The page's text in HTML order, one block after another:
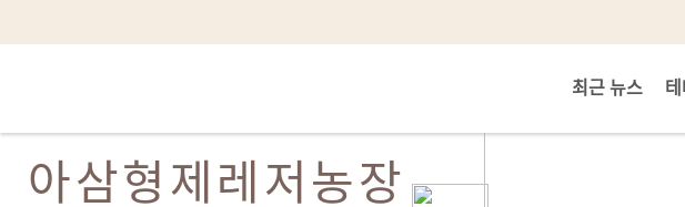
최근 뉴스
아삼형제레저농장